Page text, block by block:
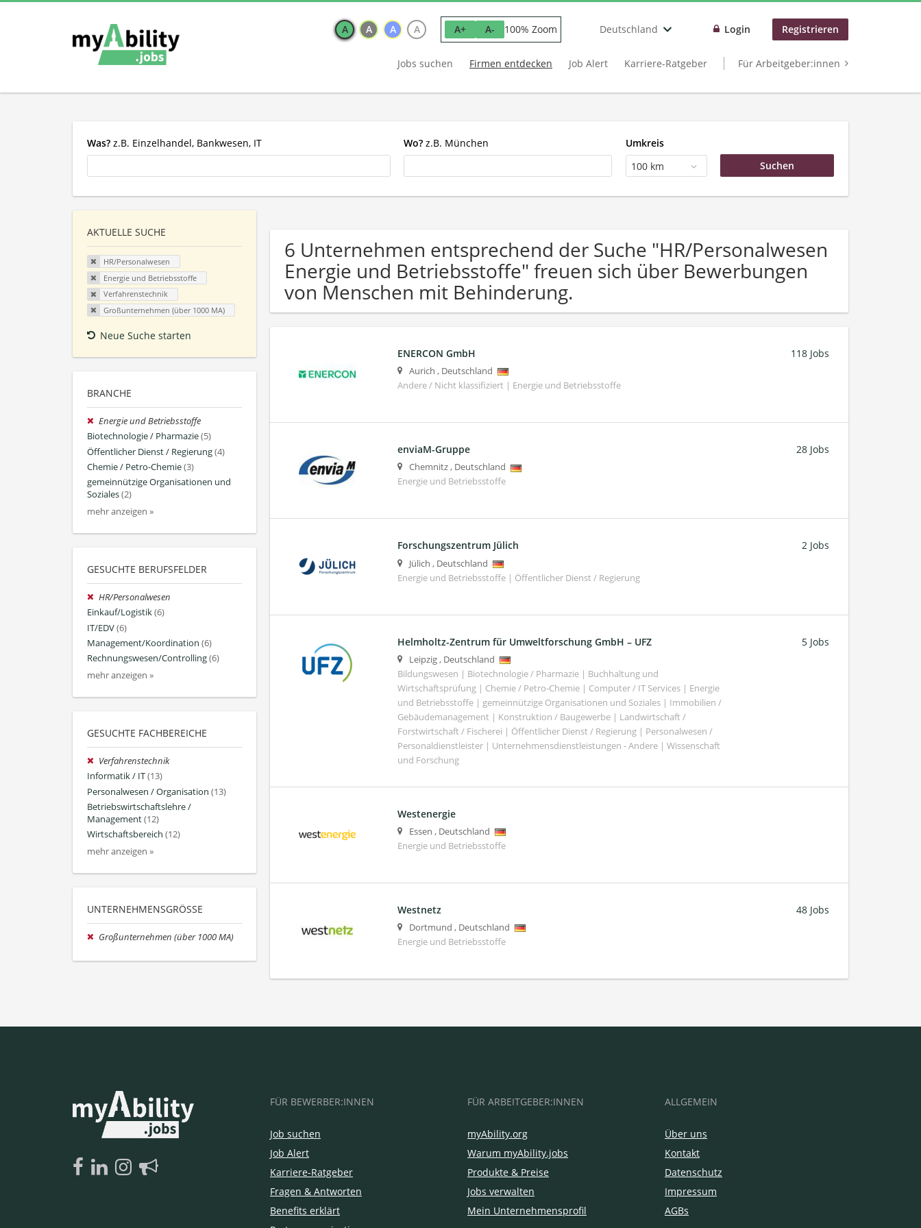
A A A A A+ A- 100% Zoom Deutschland Login Registrieren
Jobs suchen Firmen entdecken Job Alert Karriere-Ratgeber Für Arbeitgeber:innen
Was? z.B. Einzelhandel, Bankwesen, IT Wo? z.B. München
Umkreis
100 km
AKTUELLE SUCHE
HR/Personalwesen
Energie und Betriebsstoffe
Verfahrenstechnik
Großunternehmen (über 1000 MA)
Neue Suche starten
BRANCHE
Energie und Betriebsstoffe
Biotechnologie / Pharmazie(5)
Öffentlicher Dienst / Regierung(4)
Chemie / Petro-Chemie(3)
gemeinnützige Organisationen und
Soziales(2)
mehr anzeigen »
GESUCHTE BERUFSFELDER
HR/Personalwesen
Einkauf/Logistik(6)
IT/EDV(6)
Management/Koordination (6)
Rechnungswesen/Controlling(6)
mehr anzeigen »
GESUCHTE FACHBEREICHE
Verfahrenstechnik
Informatik / IT(13)
Personalwesen / Organisation (13)
Betriebswirtschaftslehre /
Management(12)
Wirtschaftsbereich (12)
mehr anzeigen »
UNTERNEHMENSGRÖSSE
Großunternehmen (über 1000 MA)
6 Unternehmen entsprechend der Suche "HR/Personalwesen
Energie und Betriebsstoffe" freuen sich über Bewerbungen
von Menschen mit Behinderung.
ENERCON GmbH
Aurich , Deutschland
Andere / Nicht klassifiziert | Energie und Betriebsstoffe
118 Jobs
enviaM-Gruppe
Chemnitz, Deutschland
Energie und Betriebsstoffe
28 Jobs
Forschungszentrum Jülich
Jülich , Deutschland
Energie und Betriebsstoffe | Öffentlicher Dienst / Regierung
2 Jobs
Helmholtz-Zentrum für Umweltforschung GmbH – UFZ
Leipzig, Deutschland
Bildungswesen | Biotechnologie / Pharmazie | Buchhaltung und
Wirtschaftsprüfung | Chemie / Petro-Chemie | Computer / IT Services | Energie
und Betriebsstoffe | gemeinnützige Organisationen und Soziales | Immobilien /
Gebäudemanagement | Konstruktion / Baugewerbe | Landwirtschaft /
Forstwirtschaft / Fischerei | Öffentlicher Dienst / Regierung | Personalwesen /
Personaldienstleister | Unternehmensdienstleistungen - Andere | Wissenschaft
und Forschung
5 Jobs
Westenergie
Essen , Deutschland
Energie und Betriebsstoffe
Westnetz
Dortmund , Deutschland
Energie und Betriebsstoffe
48 Jobs
FÜR BEWERBER:INNEN
Job suchen
Job Alert
Karriere-Ratgeber
Fragen & Antworten
Benefits erklärt
FÜR ARBEITGEBER:INNEN
myAbility.org
Warum myAbility.jobs
Produkte & Preise
Jobs verwalten
Mein Unternehmensprofil
ALLGEMEIN
Über uns
Kontakt
Datenschutz
Impressum
AGBs